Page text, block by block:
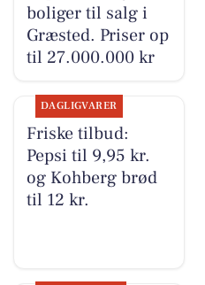
boliger til salg i
Græsted. Priser op
til 27.000.000 kr
DAGLIGVARER
Friske tilbud:
Pepsi til 9,95 kr.
og Kohberg brød
til 12 kr.